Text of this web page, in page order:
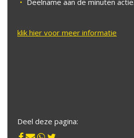
Deelname aan de minuten actie.
klik hier voor meer informatie
Deel deze pagina: